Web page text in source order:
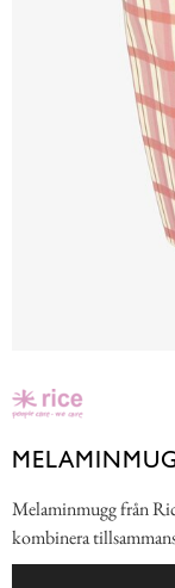
Melaminmugg från
kombinera